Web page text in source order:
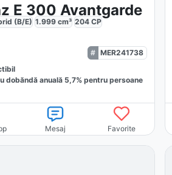
E 300 Avantgarde
(B/E) 1.999 cm³ 204 CP
MER241738
dobăndă anuală 5,7% pentru persoane
Mesaj Favorite